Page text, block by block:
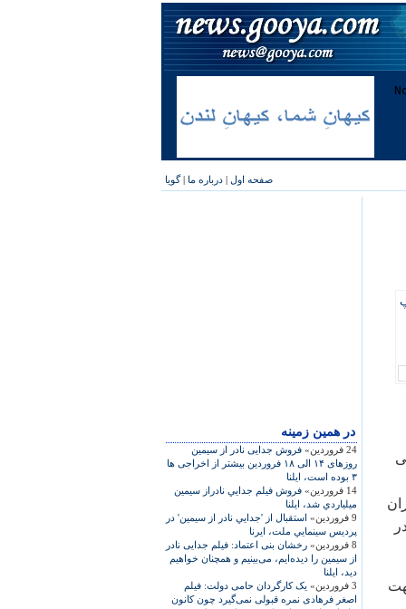
صفحه اول | درباره ما |گویا
در همين زمينه
24 فروردین»
فروش جدايی نادر از سيمين
روزهای ۱۴ الی ۱۸ فروردين بيشتر از اخراجی ها
۳ بوده است، ايلنا
14 فروردین»
فروش فيلم جدايي نادراز سيمين
ميلياردي شد، ایلنا
9 فروردین»
استقبال از 'جدايي نادر از سيمين' در
پرديس سينمايي ملت، ايرنا
8 فروردین»
رخشان بنی اعتماد: فيلم جدايی نادر
از سيمين را ديده‌ايم، می‌بينيم و همچنان خواهيم
ديد، ايلنا
3 فروردین»
يک کارگردان حامی دولت: فيلم
اصغر فرهادی نمره قبولی نمی‌گيرد چون کانون